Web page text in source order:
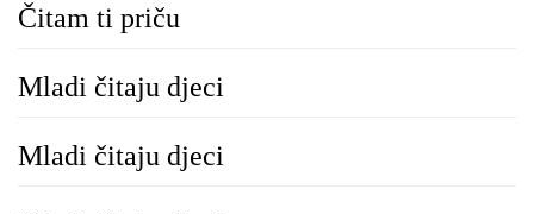
Čitam ti priču
Mladi čitaju djeci
Mladi čitaju djeci